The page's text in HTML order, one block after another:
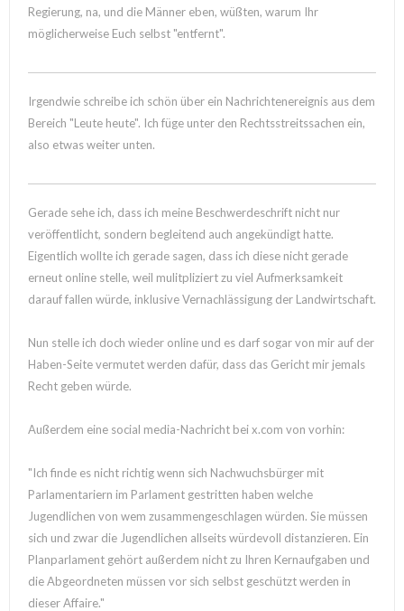
Regierung, na, und die Männer eben, wüßten, warum Ihr
möglicherweise Euch selbst "entfernt".
Irgendwie schreibe ich schön über ein Nachrichtenereignis aus dem
Bereich "Leute heute". Ich füge unter den Rechtsstreitssachen ein,
also etwas weiter unten.
Gerade sehe ich, dass ich meine Beschwerdeschrift nicht nur
veröffentlicht, sondern begleitend auch angekündigt hatte.
Eigentlich wollte ich gerade sagen, dass ich diese nicht gerade
erneut online stelle, weil mulitpliziert zu viel Aufmerksamkeit
darauf fallen würde, inklusive Vernachlässigung der Landwirtschaft.
Nun stelle ich doch wieder online und es darf sogar von mir auf der
Haben-Seite vermutet werden dafür, dass das Gericht mir jemals
Recht geben würde.
Außerdem eine social media-Nachricht bei x.com von vorhin:
"Ich finde es nicht richtig wenn sich Nachwuchsbürger mit
Parlamentariern im Parlament gestritten haben welche
Jugendlichen von wem zusammengeschlagen würden. Sie müssen
sich und zwar die Jugendlichen allseits würdevoll distanzieren. Ein
Planparlament gehört außerdem nicht zu Ihren Kernaufgaben und
die Abgeordneten müssen vor sich selbst geschützt werden in
dieser Affaire."